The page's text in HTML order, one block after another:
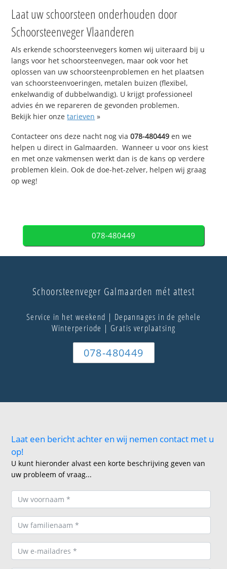
Laat uw schoorsteen onderhouden door
Schoorsteenveger Vlaanderen
Als erkende schoorsteenvegers komen wij uiteraard bij u
langs voor het schoorsteenvegen, maar ook voor het
oplossen van uw schoorsteenproblemen en het plaatsen
van schoorsteenvoeringen, metalen buizen (flexibel,
enkelwandig of dubbelwandig). U krijgt professioneel
advies én we repareren de gevonden problemen.
Bekijk hier onzetarieven »
Contacteer ons deze nacht nog via078-480449 en we
helpen u direct in Galmaarden. Wanneer u voor ons kiest
en met onze vakmensen werkt dan is de kans op verdere
problemen klein. Ook de doe-het-zelver, helpen wij graag
op weg!
078-480449
Schoorsteenveger Galmaarden mét attest
Service in het weekend | Depannages in de gehele
Winterperiode | Gratis verplaatsing
078-480449
Laat een bericht achter en wij nemen contact met u
op!
U kunt hieronder alvast een korte beschrijving geven van
uw probleem of vraag...